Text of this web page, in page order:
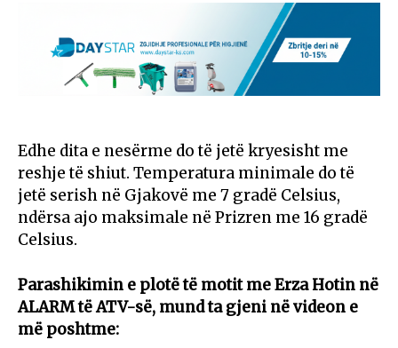
Edhe dita e nesërme do të jetë kryesisht me
reshje të shiut. Temperatura minimale do të
jetë serish në Gjakovë me 7 gradë Celsius,
ndërsa ajo maksimale në Prizren me 16 gradë
Celsius.
Parashikimin e plotë të motit me Erza Hotin në
ALARM të ATV-së, mund ta gjeni në videon e
më poshtme: